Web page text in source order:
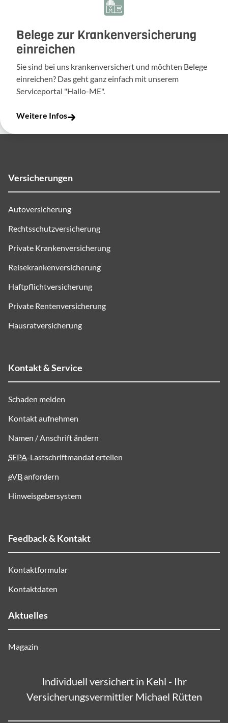
Belege zur Krankenversicherung
einreichen
Sie sind bei uns krankenversichert und möchten Belege
einreichen? Das geht ganz einfach mit unserem
Serviceportal "Hallo-ME".
Weitere Infos
Versicherungen
Autoversicherung
Rechtsschutzversicherung
Private Krankenversicherung
Reisekrankenversicherung
Haftpflichtversicherung
Private Rentenversicherung
Hausratversicherung
Kontakt & Service
Schaden melden
Kontakt aufnehmen
Namen / Anschrift ändern
SEPA-Lastschriftmandat erteilen
eVBanfordern
Hinweisgebersystem
Feedback & Kontakt
Kontaktformular
Kontaktdaten
Aktuelles
Magazin
Individuell versichert in Kehl - Ihr
Versicherungsvermittler Michael Rütten